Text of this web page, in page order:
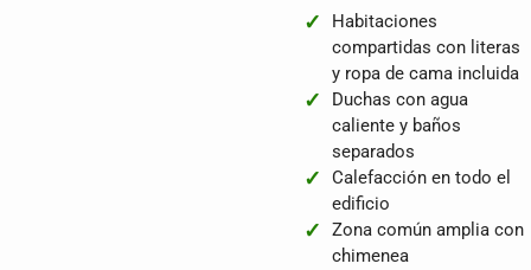
Habitaciones
compartidas con literas
y ropa de cama incluida
Duchas con agua
caliente y baños
separados
Calefacción en todo el
edificio
Zona común amplia con
chimenea